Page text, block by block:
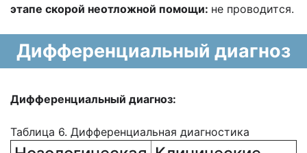
этапе скорой неотложной помощи: не проводится.
Дифференциальный диагноз
Дифференциальный диагноз:
Таблица 6. Дифференциальная диагностика